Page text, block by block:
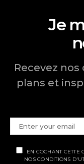
Je
Recevez
plans et
EN COCHANT CETTE
NOS CONDITIONS